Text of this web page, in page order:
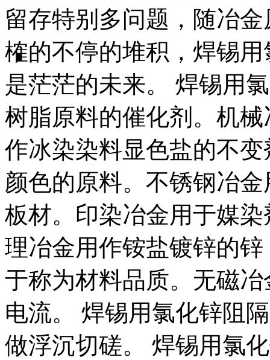
留存特别多问题，随冶
榷的不停的堆积，焊锡
是茫茫的未来。 焊锡用
树脂原料的催化剂。机
作冰染染料显色盐的不
颜色的原料。不锈钢冶
板材。印染冶金用于媒
理冶金用作铵盐镀锌的
于称为材料品质。无磁
电流。 焊锡用氯化锌阻
做浮沉切磋。 焊锡用氯